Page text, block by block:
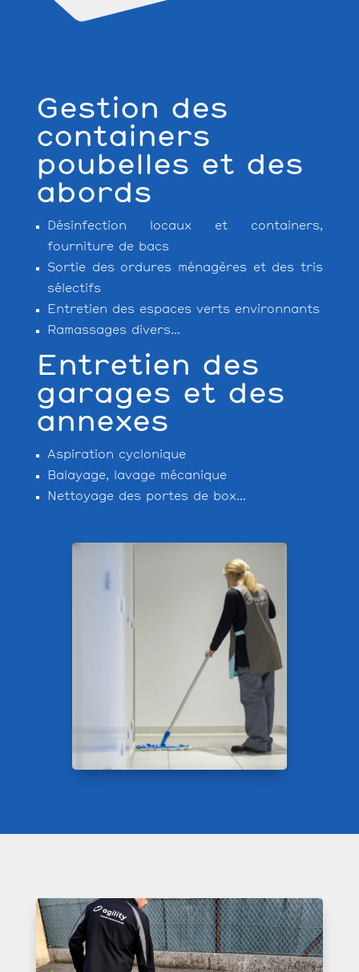
Gestion des
containers
poubelles et des
abords
Désinfection locaux et containers,
fourniture de bacs
Sortie des ordures ménagères et des tris
sélectifs
Entretien des espaces verts environnants
Ramassages divers…
Entretien des
garages et des
annexes
Aspiration cyclonique
Balayage, lavage mécanique
Nettoyage des portes de box…